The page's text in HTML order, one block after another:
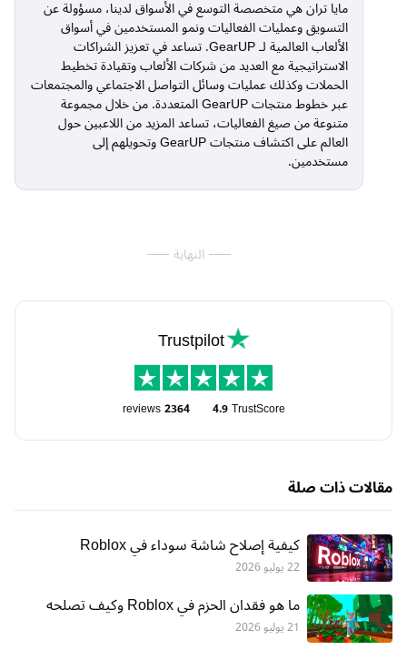
مايا تران هي متخصصة التوسع في الأسواق لدينا، مسؤولة عن
التسويق وعمليات الفعاليات ونمو المستخدمين في أسواق
الألعاب العالمية لـ GearUP. تساعد في تعزيز الشراكات
الاستراتيجية مع العديد من شركات الألعاب وتقيادة تخطيط
الحملات وكذلك عمليات وسائل التواصل الاجتماعي والمجتمعات
عبر خطوط منتجات GearUP المتعددة. من خلال مجموعة
متنوعة من صيغ الفعاليات، تساعد المزيد من اللاعبين حول
العالم على اكتشاف منتجات GearUP وتحويلهم إلى
مستخدمين.
النهاية
Trustpilot
TrustScore
4.9
2364
reviews
مقالات ذات صلة
كيفية إصلاح شاشة سوداء في Roblox
22 يوليو 2026
ما هو فقدان الحزم في Roblox وكيف تصلحه
21 يوليو 2026